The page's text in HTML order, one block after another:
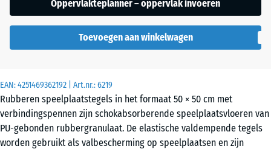
EAN:4251469362192 | Art.nr.:6219
Rubberen speelplaatstegels in het formaat 50 × 50 cm met
verbindingspennen zijn schokabsorberende speelplaatsvloeren van
PU-gebonden rubbergranulaat. De elastische valdempende tegels
worden gebruikt als valbescherming op speelplaatsen en zijn
productgegevens).
x
x 3
cm
50
Oppervlakteplanner – oppervlak invoeren
Toevoegen aan winkelwagen